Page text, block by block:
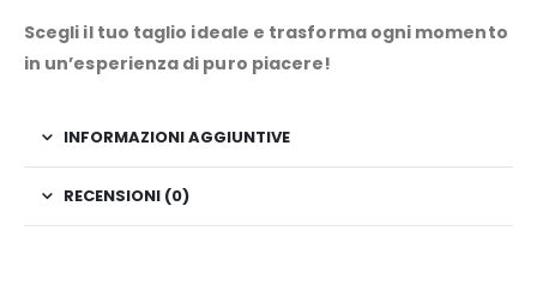
Scegli il tuo taglio ideale e trasforma ogni momento
in un’esperienza di puro piacere!
INFORMAZIONI AGGIUNTIVE
RECENSIONI (0)